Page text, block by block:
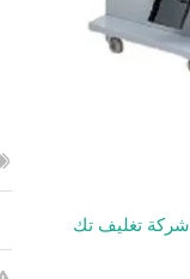
شركة تغليف تك